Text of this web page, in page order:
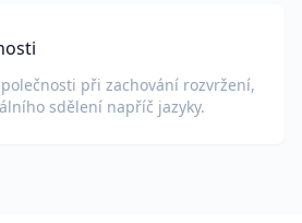
při zachování rozvržení,
sdělení napříč jazyky.